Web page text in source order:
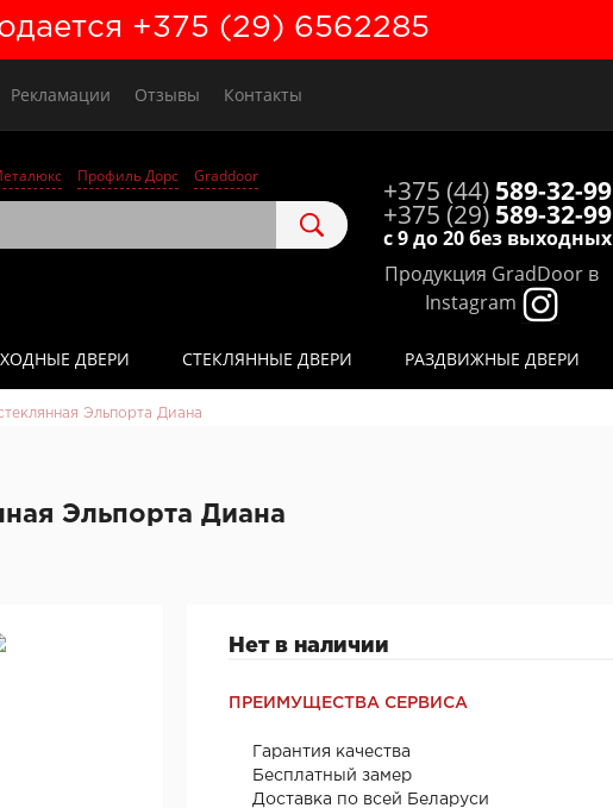
+375 (29) 6562285
Рекламации Отзывы Контакты
+375 (44) 589-32-99
+375 (29) 589-32-99
с 9 до 20 без выходных
Продукция GradDoor в
Instagram
Профиль Дорс Graddoor
ДВЕРИ СТЕКЛЯННЫЕ ДВЕРИ РАЗДВИЖНЫЕ ДВЕРИ
Эльпорта Диана
Эльпорта Диана
Нет в наличии
ПРЕИМУЩЕСТВА СЕРВИСА
Гарантия качества
Бесплатный замер
Доставка по всей Беларуси